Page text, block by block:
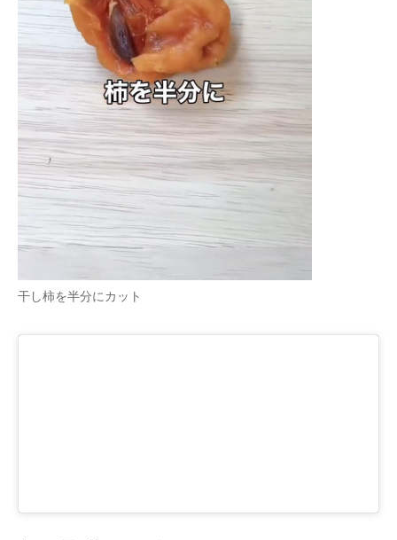
ITエンジニア向け専門サイト
企業向けIT製品の総合サイト
IT製品の技術・比較・事例
製造業のIT導入・活用を支援
モノづくり技術者専門サイト
エレクトロニクス専門サイト
電子設計の基本と応用
干し柿を半分にカット